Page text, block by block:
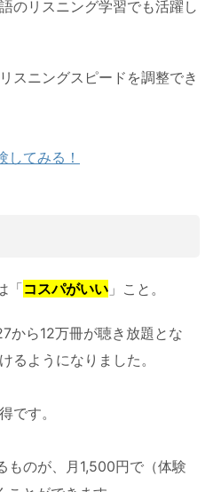
のリスニング学習でも活躍し
スニングスピードを調整でき
てみる！
「コスパがいい 」こと。
から12万冊が聴き放題とな
るようになりました。
です。
ものが、月1,500円で（体験